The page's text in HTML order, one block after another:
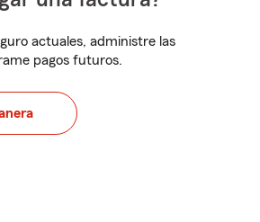
actuales, administre las
pagos futuros.